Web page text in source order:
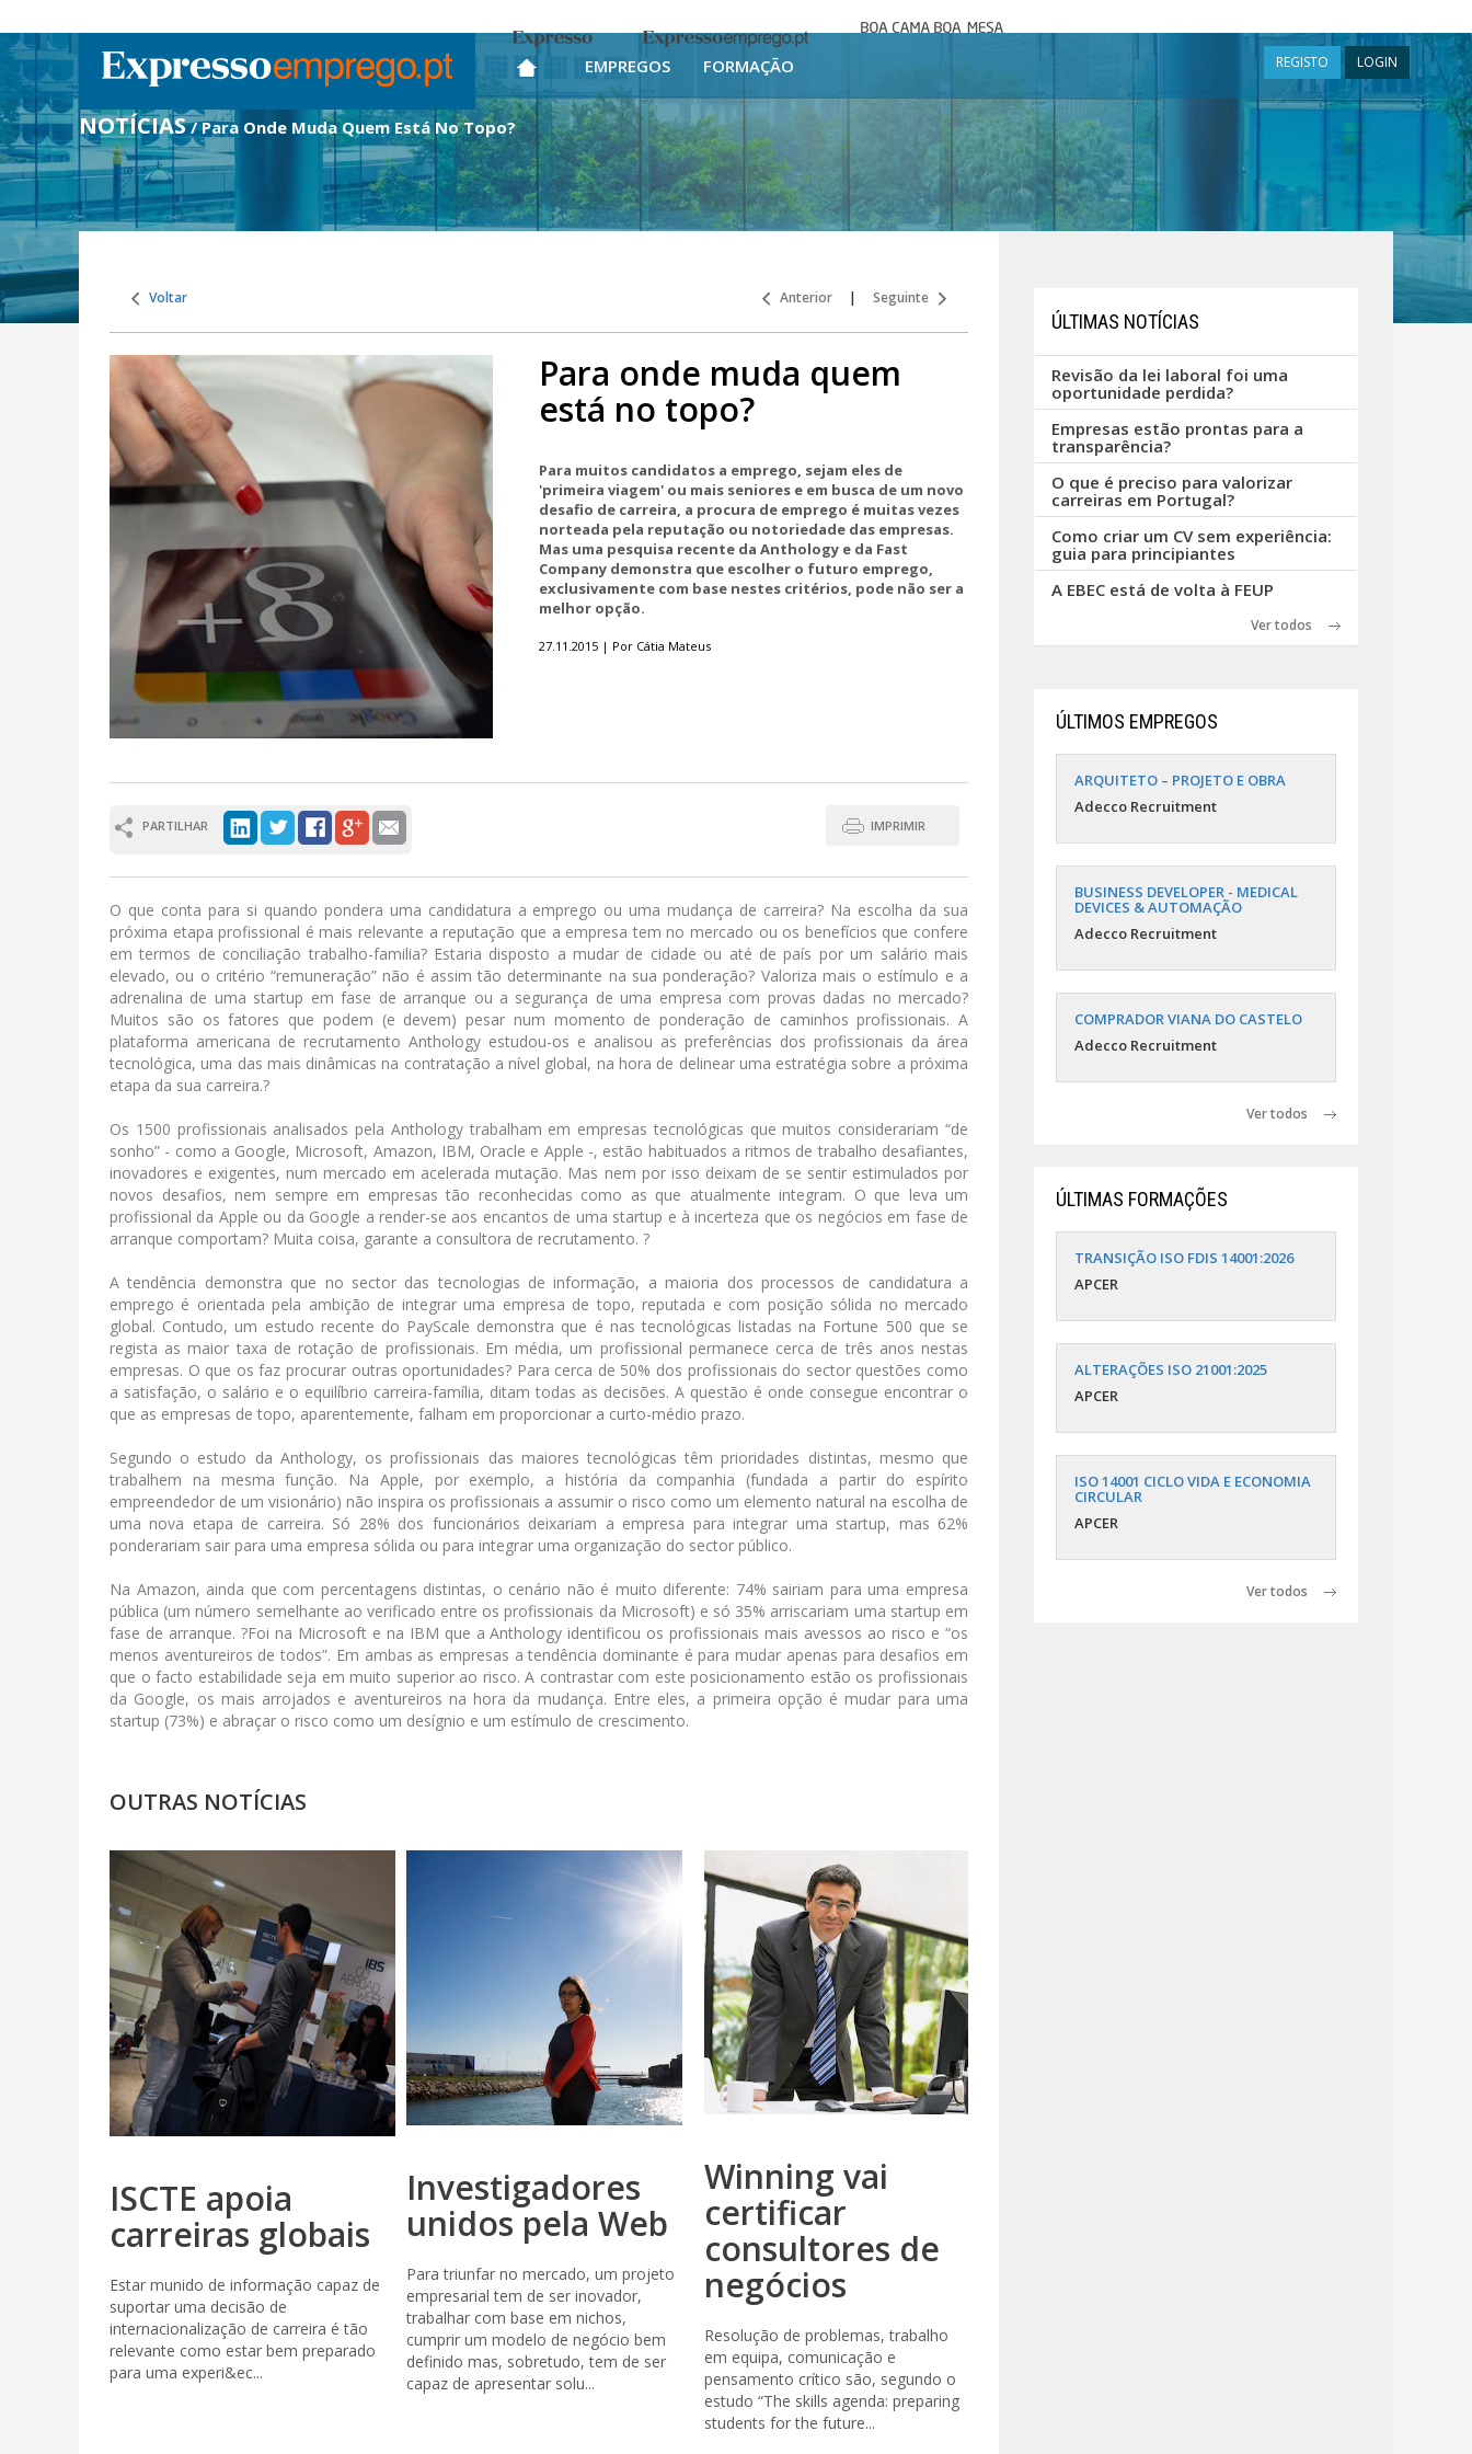
Expresso Expresso Emprego
mesa
EMPREGOS FORMAÇÃO REGISTO LOGIN
NOTÍCIAS / Para Onde Muda Quem Está No Topo?
Voltar Anterior | Seguinte
Para onde muda quem
está no topo?
Para muitos candidatos a emprego, sejam eles de
'primeira viagem' ou mais seniores e em busca de um novo
desafio de carreira, a procura de emprego é muitas vezes
norteada pela reputação ou notoriedade das empresas.
Mas uma pesquisa recente da Anthology e da Fast
Company demonstra que escolher o futuro emprego,
exclusivamente com base nestes critérios, pode não ser a
melhor opção.
27.11.2015 | Por Cátia Mateus
PARTILHAR IMPRIMIR
O que conta para si quando pondera uma candidatura a emprego ou uma mudança de carreira? Na escolha da sua
próxima etapa profissional é mais relevante a reputação que a empresa tem no mercado ou os benefícios que confere
em termos de conciliação trabalho-familia? Estaria disposto a mudar de cidade ou até de país por um salário mais
elevado, ou o critério “remuneração” não é assim tão determinante na sua ponderação? Valoriza mais o estímulo e a
adrenalina de uma startup em fase de arranque ou a segurança de uma empresa com provas dadas no mercado?
Muitos são os fatores que podem (e devem) pesar num momento de ponderação de caminhos profissionais. A
plataforma americana de recrutamento Anthology estudou-os e analisou as preferências dos profissionais da área
tecnológica, uma das mais dinâmicas na contratação a nível global, na hora de delinear uma estratégia sobre a próxima
etapa da sua carreira.?
Os 1500 profissionais analisados pela Anthology trabalham em empresas tecnológicas que muitos considerariam “de
sonho” - como a Google, Microsoft, Amazon, IBM, Oracle e Apple -, estão habituados a ritmos de trabalho desafiantes,
inovadores e exigentes, num mercado em acelerada mutação. Mas nem por isso deixam de se sentir estimulados por
novos desafios, nem sempre em empresas tão reconhecidas como as que atualmente integram. O que leva um
profissional da Apple ou da Google a render-se aos encantos de uma startup e à incerteza que os negócios em fase de
arranque comportam? Muita coisa, garante a consultora de recrutamento. ?
A tendência demonstra que no sector das tecnologias de informação, a maioria dos processos de candidatura a
emprego é orientada pela ambição de integrar uma empresa de topo, reputada e com posição sólida no mercado
global. Contudo, um estudo recente do PayScale demonstra que é nas tecnológicas listadas na Fortune 500 que se
regista as maior taxa de rotação de profissionais. Em média, um profissional permanece cerca de três anos nestas
empresas. O que os faz procurar outras oportunidades? Para cerca de 50% dos profissionais do sector questões como
a satisfação, o salário e o equilíbrio carreira-família, ditam todas as decisões. A questão é onde consegue encontrar o
que as empresas de topo, aparentemente, falham em proporcionar a curto-médio prazo.
Segundo o estudo da Anthology, os profissionais das maiores tecnológicas têm prioridades distintas, mesmo que
trabalhem na mesma função. Na Apple, por exemplo, a história da companhia (fundada a partir do espírito
empreendedor de um visionário) não inspira os profissionais a assumir o risco como um elemento natural na escolha de
uma nova etapa de carreira. Só 28% dos funcionários deixariam a empresa para integrar uma startup, mas 62%
ponderariam sair para uma empresa sólida ou para integrar uma organização do sector público.
Na Amazon, ainda que com percentagens distintas, o cenário não é muito diferente: 74% sairiam para uma empresa
pública (um número semelhante ao verificado entre os profissionais da Microsoft) e só 35% arriscariam uma startup em
fase de arranque. ?Foi na Microsoft e na IBM que a Anthology identificou os profissionais mais avessos ao risco e “os
menos aventureiros de todos”. Em ambas as empresas a tendência dominante é para mudar apenas para desafios em
que o facto estabilidade seja em muito superior ao risco. A contrastar com este posicionamento estão os profissionais
da Google, os mais arrojados e aventureiros na hora da mudança. Entre eles, a primeira opção é mudar para uma
startup (73%) e abraçar o risco como um desígnio e um estímulo de crescimento.
OUTRAS NOTÍCIAS
ISCTE apoia
carreiras globais
Estar munido de informação capaz de
suportar uma decisão de
internacionalização de carreira é tão
relevante como estar bem preparado
para uma experi&ec...
Investigadores
unidos pela Web
Para triunfar no mercado, um projeto
empresarial tem de ser inovador,
trabalhar com base em nichos,
cumprir um modelo de negócio bem
definido mas, sobretudo, tem de ser
capaz de apresentar solu...
Winning vai
certificar
consultores de
negócios
Resolução de problemas, trabalho
em equipa, comunicação e
pensamento crítico são, segundo o
estudo “The skills agenda: preparing
students for the future...
ÚLTIMAS NOTÍCIAS
Revisão da lei laboral foi uma
oportunidade perdida?
Empresas estão prontas para a
transparência?
O que é preciso para valorizar
carreiras em Portugal?
Como criar um CV sem experiência:
guia para principiantes
A EBEC está de volta à FEUP
Ver todos
ÚLTIMOS EMPREGOS
ARQUITETO – PROJETO E OBRA
Adecco Recruitment
BUSINESS DEVELOPER - MEDICAL
DEVICES & AUTOMAÇÃO
Adecco Recruitment
COMPRADOR VIANA DO CASTELO
Adecco Recruitment
Ver todos
ÚLTIMAS FORMAÇÕES
TRANSIÇÃO ISO FDIS 14001:2026
APCER
ALTERAÇÕES ISO 21001:2025
APCER
ISO 14001 CICLO VIDA E ECONOMIA
CIRCULAR
APCER
Ver todos